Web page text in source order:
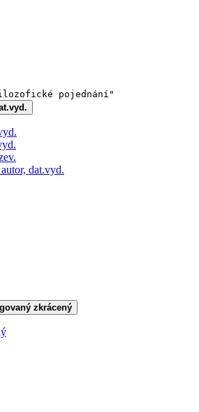
pojednání"
dat.vyd.
zkrácený